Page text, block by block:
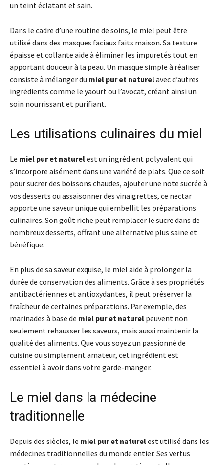
un teint éclatant et sain.
Dans le cadre d’une routine de soins, le miel peut être
utilisé dans des masques faciaux faits maison. Sa texture
épaisse et collante aide à éliminer les impuretés tout en
apportant douceur à la peau. Un masque simple à réaliser
consiste à mélanger du miel pur et naturelavec d’autres
ingrédients comme le yaourt ou l’avocat, créant ainsi un
soin nourrissant et purifiant.
Les utilisations culinaires du miel
Le miel pur et naturelest un ingrédient polyvalent qui
s’incorpore aisément dans une variété de plats. Que ce soit
pour sucrer des boissons chaudes, ajouter une note sucrée à
vos desserts ou assaisonner des vinaigrettes, ce nectar
apporte une saveur unique qui embellit les préparations
culinaires. Son goût riche peut remplacer le sucre dans de
nombreux desserts, offrant une alternative plus saine et
bénéfique.
En plus de sa saveur exquise, le miel aide à prolonger la
durée de conservation des aliments. Grâce à ses propriétés
antibactériennes et antioxydantes, il peut préserver la
fraîcheur de certaines préparations. Par exemple, des
marinades à base de miel pur et naturel peuvent non
seulement rehausser les saveurs, mais aussi maintenir la
qualité des aliments. Que vous soyez un passionné de
cuisine ou simplement amateur, cet ingrédient est
essentiel à avoir dans votre garde-manger.
Le miel dans la médecine
traditionnelle
Depuis des siècles, le miel pur et naturelest utilisé dans les
médecines traditionnelles du monde entier. Ses vertus